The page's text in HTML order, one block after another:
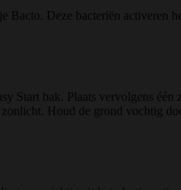
Deze bacteriën activeren
Start bak. Plaats vervolgens
Houd de grond vochtig